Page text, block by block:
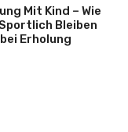
Mit Kind – Wie
Bleiben
Erholung